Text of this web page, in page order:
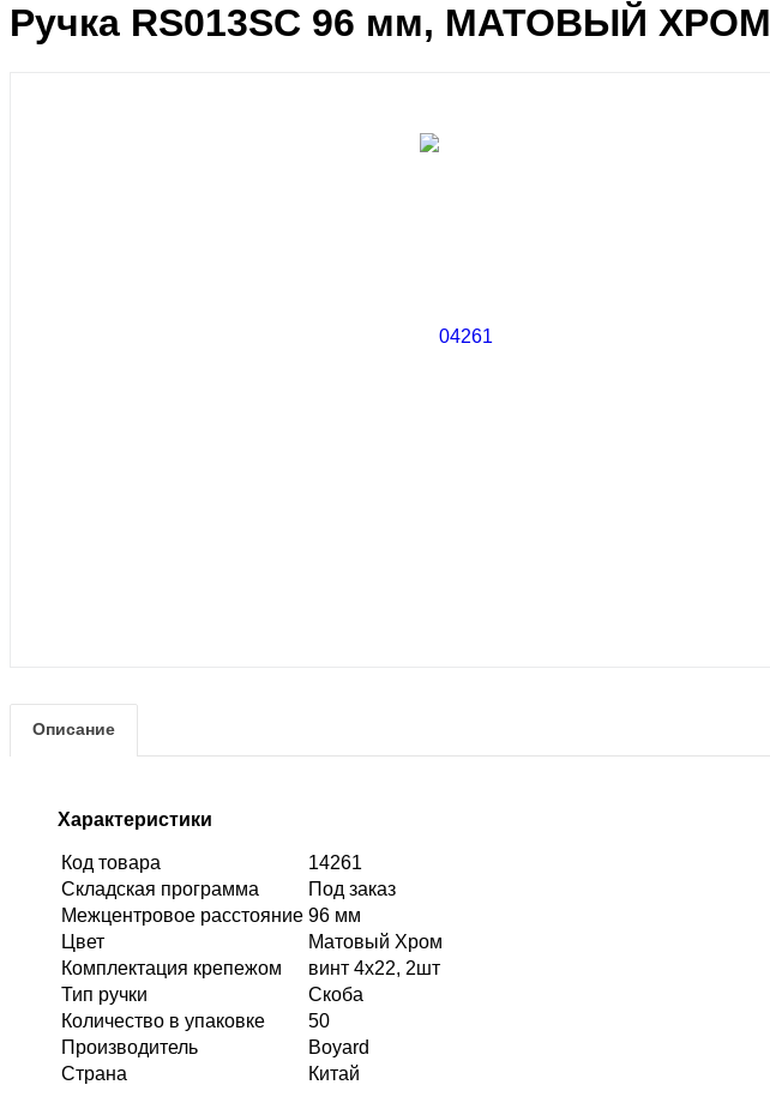
Ручка RS013SC 96 мм, МАТОВЫЙ ХРОМ
Описание
Характеристики
Код товара
14261
Складская программа
Под заказ
Межцентровое расстояние 96 мм
Цвет
Матовый Хром
Комплектация крепежом
винт 4х22, 2шт
Тип ручки
Скоба
Количество в упаковке
50
Производитель
Boyard
Страна
Китай